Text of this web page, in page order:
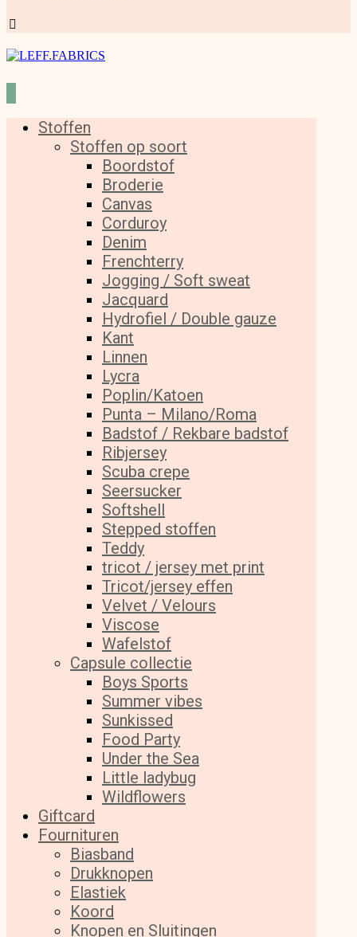
Stoffen
Stoffen op soort
Boordstof
Broderie
Canvas
Corduroy
Denim
Frenchterry
Jogging / Soft sweat
Jacquard
Hydrofiel / Double gauze
Kant
Linnen
Lycra
Poplin/Katoen
Punta – Milano/Roma
Badstof / Rekbare badstof
Ribjersey
Scuba crepe
Seersucker
Softshell
Stepped stoffen
Teddy
tricot / jersey met print
Tricot/jersey effen
Velvet / Velours
Viscose
Wafelstof
Capsule collectie
Boys Sports
Summer vibes
Sunkissed
Food Party
Under the Sea
Little ladybug
Wildflowers
Giftcard
Fournituren
Biasband
Drukknopen
Elastiek
Koord
Knopen en Sluitingen